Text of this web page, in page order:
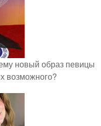
новый образ певицы
возможного?